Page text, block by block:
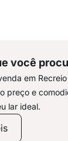
você
em
preço e
lar ideal.